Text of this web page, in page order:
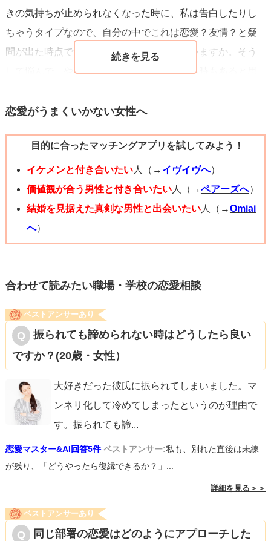
きの気持ちが止められなくなった時に、私は告白したりし
ちゃうタイプなので、自分の中でこれは恋愛？友情？と疑
問が出た時点で気持ちが冷めてしまうといいますか。そう
して悩んで、やっぱり好きなんだ！ってなる時もあると思
恋愛がうまくいかない女性へ
目的に合ったマッチングアプリを試してみよう！
イケメンと付き合いたい人（→ イヴイヴへ）
価値観が合う男性と付き合いたい人（→ペアーズへ）
結婚を見据えた真剣な男性と出会いたい人（→Omiai
へ）
合わせて読みたい職場・学校の恋愛相談
ベストアンサーあり
振られても諦められない時はどうしたら良い
ですか？(20歳・女性）
大好きだった彼氏に振られてしまいました。マ
ンネリ化して冷めてしまったというのが理由で
す。振られても諦...
恋愛マスター&AI回答5件 ベストアンサー:私も、別れた直後は未練
が残り、「どうやったら復縁できるか？」...
詳細を見る＞＞
ベストアンサーあり
同じ部署の恋愛はどのようにアプローチした